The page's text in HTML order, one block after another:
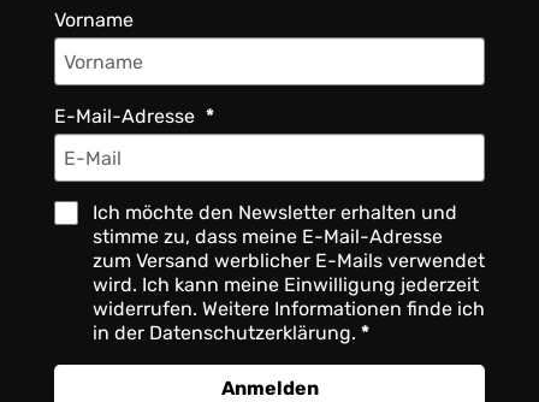
Vorname
E-Mail-Adresse
Ich möchte den Newsletter erhalten und
stimme zu, dass meine E-Mail-Adresse
zum Versand werblicher E-Mails verwendet
wird. Ich kann meine Einwilligung jederzeit
widerrufen. Weitere Informationen finde ich
in der Datenschutzerklärung.
Anmelden